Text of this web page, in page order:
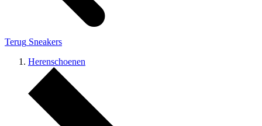
Terug Sneakers
Herenschoenen